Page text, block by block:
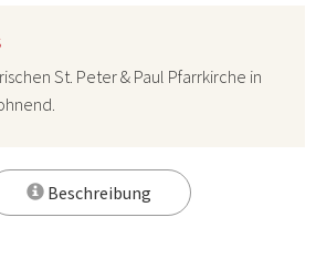
St. Peter & Paul Pfarrkirche in
Beschreibung